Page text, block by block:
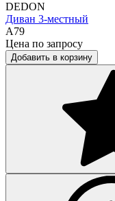
DEDON
Диван 3-местный
A79
Цена по запросу
Добавить в корзину